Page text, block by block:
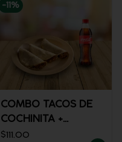
-11 %
COMBO TACOS DE
COCHINITA +
REFRESCO
$111.00